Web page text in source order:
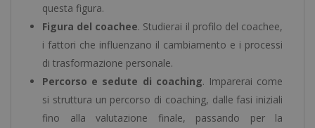
questa figura.
Figura del coachee. Studierai il profilo del coachee,
i fattori che influenzano il cambiamento e i processi
di trasformazione personale.
Percorso e sedute di coaching. Imparerai come
si struttura un percorso di coaching, dalle fasi iniziali
fino alla valutazione finale, passando per la